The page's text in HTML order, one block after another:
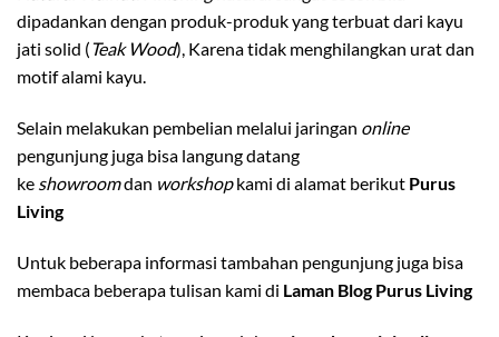
dipadankan dengan produk-produk yang terbuat dari kayu
jati solid (Teak Wood), Karena tidak menghilangkan urat dan
motif alami kayu.
Selain melakukan pembelian melalui jaringan online
pengunjung juga bisa langung datang
ke showroomdan workshopkami di alamat berikut Purus
Living
Untuk beberapa informasi tambahan pengunjung juga bisa
membaca beberapa tulisan kami di Laman Blog Purus Living